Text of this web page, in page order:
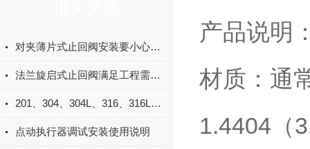
对夹薄片式止回阀安装要小心，以免使用发生故障
法兰旋启式止回阀满足工程需求的核心优势
201、304、304L、316、316L材质大比拼，你选对了吗？
点动执行器调试安装使用说明
产品说明
材质：通
1.4404（